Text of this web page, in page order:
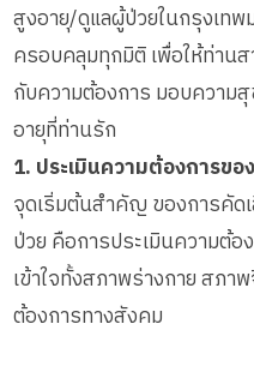
สูงอายุ/ดูแลผู้ป่วยในกรุงเท
ครอบคลุมทุกมิติ เพื่อให้ท่าน
กับความต้องการ มอบความ
อายุที่ท่านรัก
1. ประเมินความต้องการข
จุดเริ่มต้นสำคัญ ของการคัด
ป่วย คือการประเมินความต้อ
เข้าใจทั้งสภาพร่างกาย สภา
ต้องการทางสังคม